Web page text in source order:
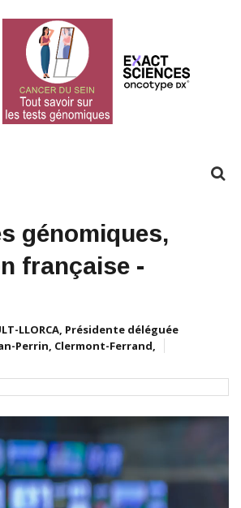
génomiques,
française -
LLORCA, Présidente déléguée
Perrin, Clermont-Ferrand,